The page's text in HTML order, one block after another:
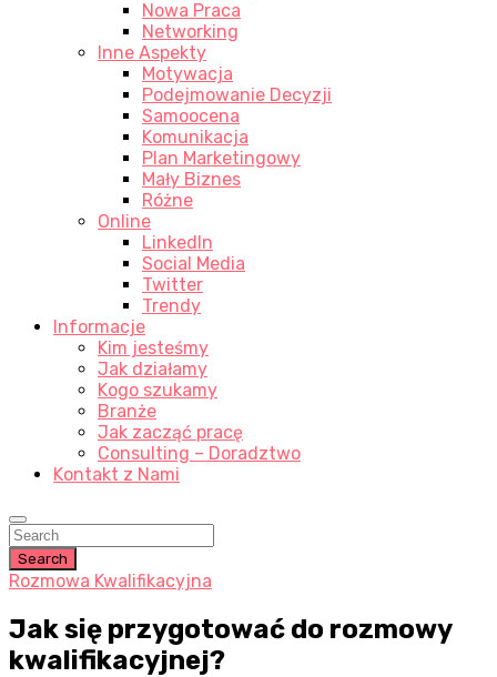
Nowa Praca
Networking
Inne Aspekty
Motywacja
Podejmowanie Decyzji
Samoocena
Komunikacja
Plan Marketingowy
Mały Biznes
Różne
Online
LinkedIn
Social Media
Twitter
Trendy
Informacje
Kim jesteśmy
Jak działamy
Kogo szukamy
Branże
Jak zacząć pracę
Consulting – Doradztwo
Kontakt z Nami
Search
Rozmowa Kwalifikacyjna
Jak się przygotować do rozmowy
kwalifikacyjnej?